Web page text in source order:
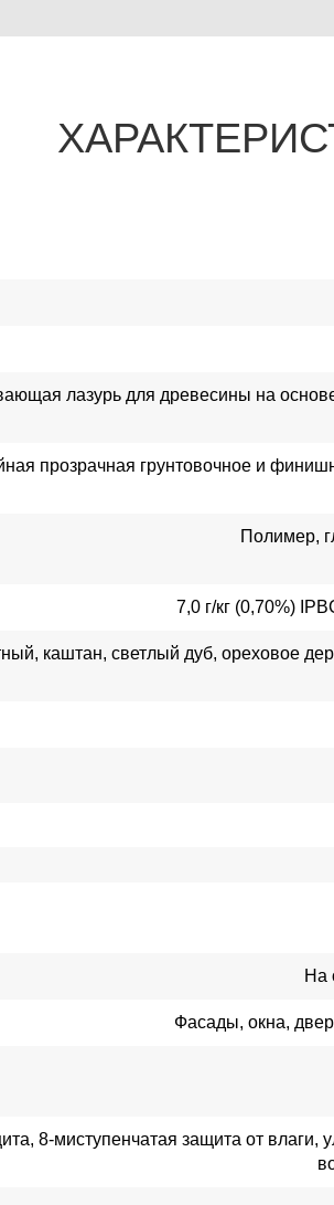
лазурь для древесины на
прозрачная грунтовочное и
Полимер,
7,0 г/кг (0,70%)
каштан, светлый дуб, ореховое
На
Фасады, окна,
8-миступенчатая защита от влаги,